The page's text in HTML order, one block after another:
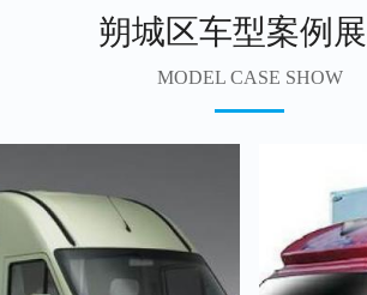
朔城区车型案例
MODEL CASE SHOW